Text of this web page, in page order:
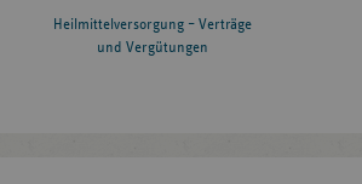
Heilmittelversorgung – Verträge
und Vergütungen